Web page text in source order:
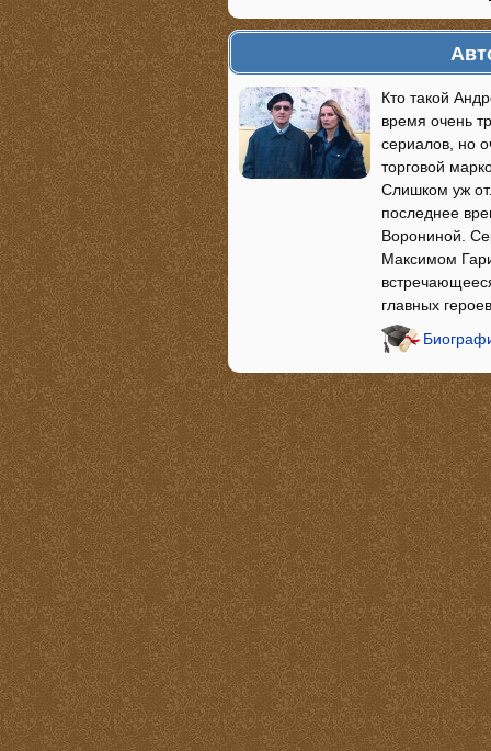
Кто такой
время очень
сериалов, но
торговой
Слишком уж
последнее
Ворониной.
Максимом
главных